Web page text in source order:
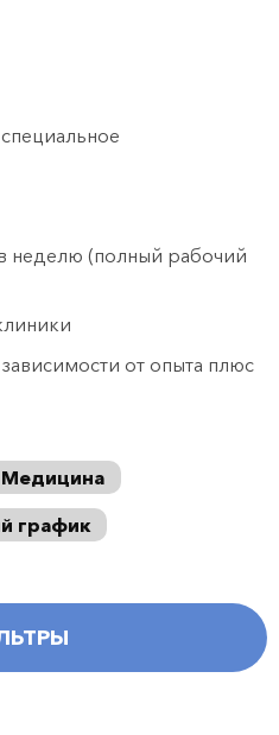
неделю (полный рабочий
от опыта плюс
Медицина
график